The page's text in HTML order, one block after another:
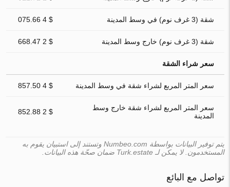
شقة (3 غرف نوم) في وسط المدينة $ 4 075.66
شقة (3 غرف نوم) خارج وسط المدينة $ 2 668.47
سعر شراء الشقة
سعر المتر المربع لشراء شقة في وسط المدينة $ 4 857.50
سعر المتر المربع لشراء شقة خارج وسط
المدينة
$ 2 852.88
يتم توفير البيانات بواسطة Numbeo.com وتستند إلى استبيان يقوم به
المستخدمون. لا يمكن لـ Turk.estate ضمان صحّة هذه البيانات.
تواصل مع البائع